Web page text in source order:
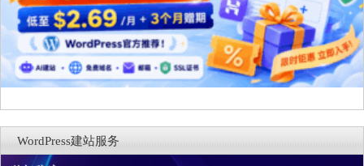
WordPress建站服务